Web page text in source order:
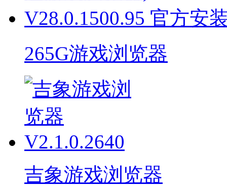
265G游戏浏览器
吉象游戏浏览器